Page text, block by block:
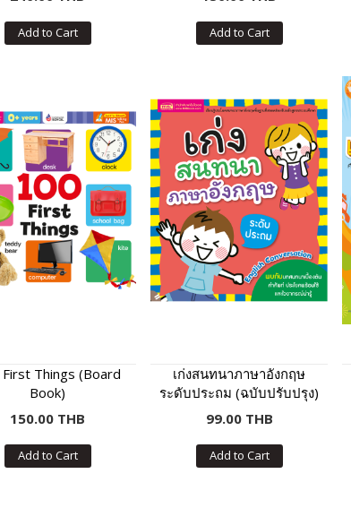
Add to Cart Add to Cart
Things (Board
Book)
150.00 THB
Add to Cart
เก่งสนทนาภาษาอังกฤษ
ระดับประถม (ฉบับปรับปรุง)
99.00 THB
Add to Cart